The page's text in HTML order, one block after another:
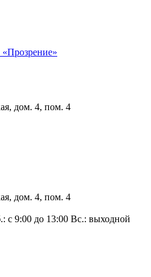
дом. 4, пом. 4
дом. 4, пом. 4
с 9:00 до 13:00 Вс.: выходной